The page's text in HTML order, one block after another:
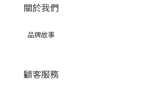
關於我們
品牌故事
顧客服務